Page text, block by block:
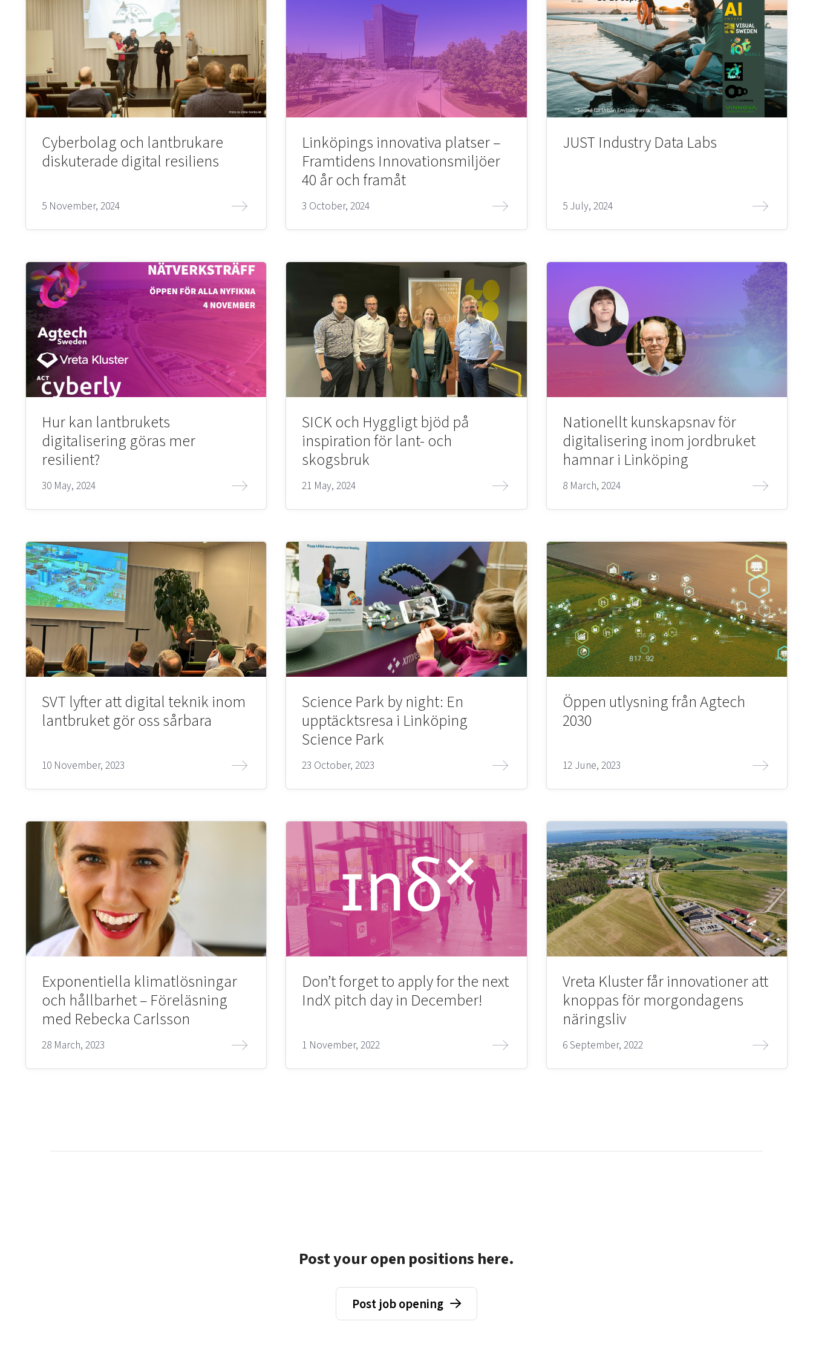
Cyberbolag och lantbrukare
diskuterade digital resiliens
5 November, 2024
Linköpings innovativa platser –
Framtidens Innovationsmiljöer
40 år och framåt
3 October, 2024
JUST Industry Data Labs
5 July, 2024
Hur kan lantbrukets
digitalisering göras mer
resilient?
30 May, 2024
SICK och Hyggligt bjöd på
inspiration för lant- och
skogsbruk
21 May, 2024
Nationellt kunskapsnav för
digitalisering inom jordbruket
hamnar i Linköping
8 March, 2024
SVT lyfter att digital teknik inom
lantbruket gör oss sårbara
10 November, 2023
Science Park by night: En
upptäcktsresa i Linköping
Science Park
23 October, 2023
Öppen utlysning från Agtech
2030
12 June, 2023
Exponentiella klimatlösningar
och hållbarhet – Föreläsning
med Rebecka Carlsson
28 March, 2023
Don’t forget to apply for the next
IndX pitch day in December!
1 November, 2022
Vreta Kluster får innovationer att
knoppas för morgondagens
näringsliv
6 September, 2022
Post your open positions here.
Post job opening